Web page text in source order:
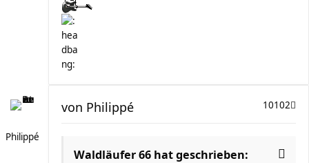
Philippé
10102
von Philippé
Waldläufer 66 hat geschrieben: